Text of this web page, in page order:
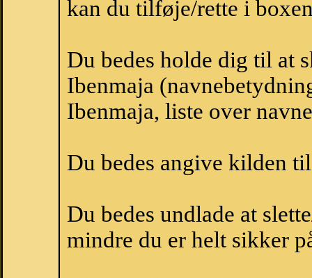
kan du tilføje/rette i
Du bedes holde dig til at
Ibenmaja
Ibenmaja, liste over
Du bedes angive kilden
Du bedes undlade at
mindre du er helt sikker